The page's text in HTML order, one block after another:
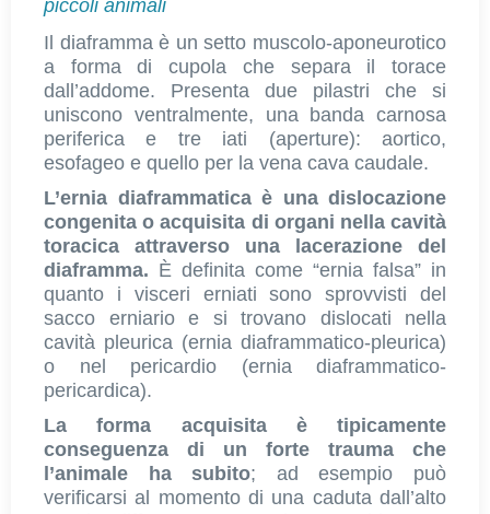
piccoli animali
Il diaframma è un setto muscolo-aponeurotico
a forma di cupola che separa il torace
dall’addome. Presenta due pilastri che si
uniscono ventralmente, una banda carnosa
periferica e tre iati (aperture): aortico,
esofageo e quello per la vena cava caudale.
L’ernia diaframmatica è una dislocazione
congenita o acquisita di organi nella cavità
toracica attraverso una lacerazione del
diaframma. È definita come “ernia falsa” in
quanto i visceri erniati sono sprovvisti del
sacco erniario e si trovano dislocati nella
cavità pleurica (ernia diaframmatico-pleurica)
o nel pericardio (ernia diaframmatico-
pericardica).
La forma acquisita è tipicamente
conseguenza di un forte trauma che
l’animale ha subito; ad esempio può
verificarsi al momento di una caduta dall’alto